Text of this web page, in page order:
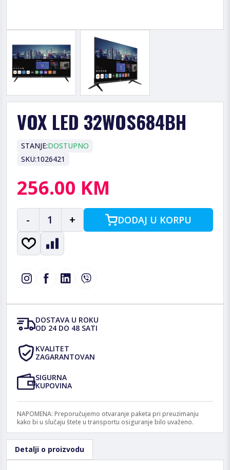
VOX LED 32WOS684BH
STANJE:DOSTUPNO
SKU:1026421
256.00 KM
- 1 + DODAJ U KORPU
DOSTAVA U ROKU
OD 24 DO 48 SATI
KVALITET
ZAGARANTOVAN
SIGURNA
KUPOVINA
NAPOMENA: Preporučujemo otvaranje paketa pri preuzimanju
kako bi u slučaju štete u transportu osiguranje bilo uvaženo.
Detalji o proizvodu